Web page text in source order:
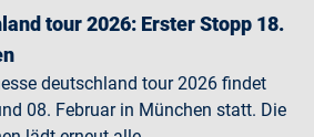
tour 2026: Erster Stopp 18.
deutschland tour 2026 findet
08. Februar in München statt. Die